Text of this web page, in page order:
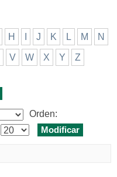
H J K L M N
V W X Y Z
Orden: